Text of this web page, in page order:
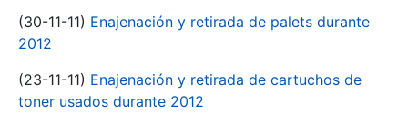
(30-11-11) Enajenación y retirada de palets durante
2012
(23-11-11) Enajenación y retirada de cartuchos de
toner usados durante 2012